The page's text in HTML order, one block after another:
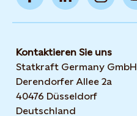
Kontaktieren Sie uns
Statkraft Germany GmbH
Derendorfer Allee 2a
40476 Düsseldorf
Deutschland